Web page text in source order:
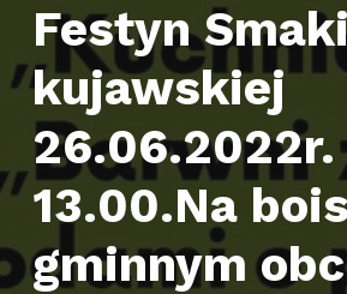
Festyn
kujawskiej
26.06.2022r.
13.00.Na
gminnym